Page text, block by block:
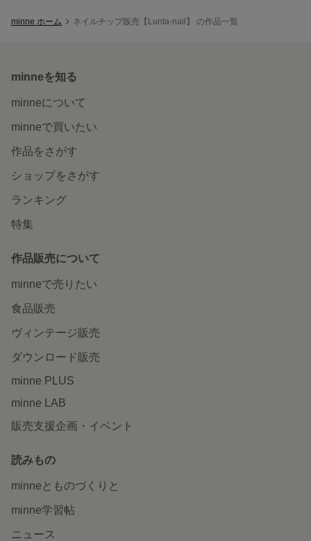
minne ホーム ネイルチップ販売【Lunta-nail】 の作品一覧
minneを知る
minneについて
minneで買いたい
作品をさがす
ショップをさがす
ランキング
特集
作品販売について
minneで売りたい
食品販売
ヴィンテージ販売
ダウンロード販売
minne PLUS
minne LAB
販売支援企画・イベント
読みもの
minneとものづくりと
minne学習帖
ニュース